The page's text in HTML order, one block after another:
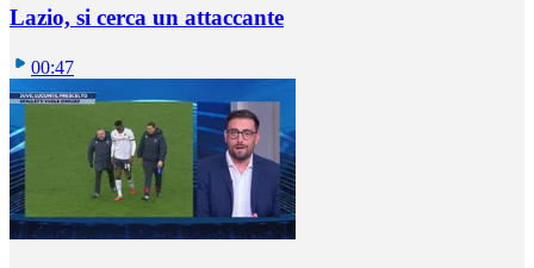
Lazio, si cerca un attaccante
00:47